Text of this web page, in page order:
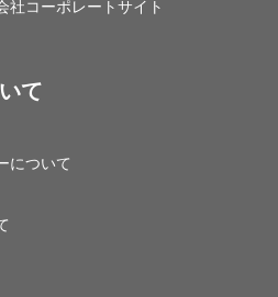
社コーポレートサイト
て
について